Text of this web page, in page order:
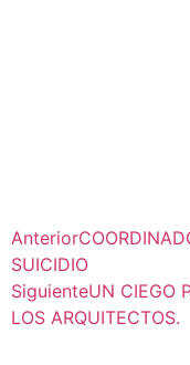
Anterior
SUICIDIO
SiguienteUN CIEGO
LOS ARQUITECTOS.